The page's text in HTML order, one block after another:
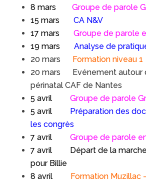
8 mars
Groupe de parole
15 mars
CA N&V
17 mars
Groupe de parole
19 mars
Analyse de
20 mars Formation niveau 1
20 mars Evénement autour
périnatal CAF de Nantes
5 avril
Groupe de parole
5 avril
Préparation des
les congrès
7 avril
Groupe de parole
7 avril
Départ de la
pour Billie
8 avril
Formation Muzillac